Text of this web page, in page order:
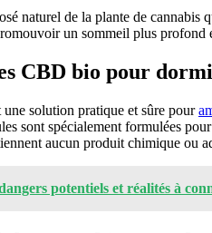
naturel de la plante de cannabis
un sommeil plus
CBD bio pour
solution pratique et sûre pour
sont spécialement formulées
aucun produit chimique ou
potentiels et réalités à